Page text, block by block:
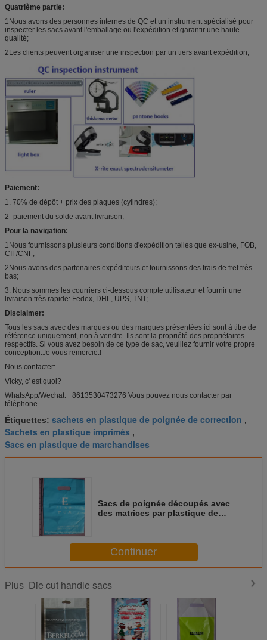
Quatrième partie:
1Nous avons des personnes internes de QC et un instrument spécialisé pour
inspecter les sacs avant l'emballage ou l'expédition et garantir une haute
qualité;
2Les clients peuvent organiser une inspection par un tiers avant expédition;
Paiement:
1. 70% de dépôt + prix des plaques (cylindres);
2- paiement du solde avant livraison;
Pour la navigation:
1Nous fournissons plusieurs conditions d'expédition telles que ex-usine, FOB,
CIF/CNF;
2Nous avons des partenaires expéditeurs et fournissons des frais de fret très
bas;
3. Nous sommes les courriers ci-dessous compte utilisateur et fournir une
livraison très rapide: Fedex, DHL, UPS, TNT;
Disclaimer:
Tous les sacs avec des marques ou des marques présentées ici sont à titre de
référence uniquement, non à vendre. Ils sont la propriété des propriétaires
respectifs. Si vous avez besoin de ce type de sac, veuillez fournir votre propre
conception.Je vous remercie.!
Nous contacter:
Vicky, c' est quoi?
WhatsApp/Wechat: +8613530473276 Vous pouvez nous contacter par
téléphone.
Étiquettes: sachets en plastique de poignée de correction ,
Sachets en plastique imprimés ,
Sacs en plastique de marchandises
Sacs de poignée découpés avec
des matrices par plastique de
Continuer
Plus Die cut handle sacs